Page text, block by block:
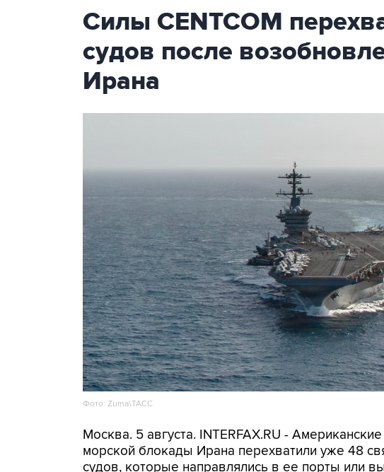
Силы CENTCOM
судов после
Ирана
Фото: Zuma\ТАСС
Москва. 5 августа. INTERFAX.RU -
морской блокады Ирана перехватили уже 48
судов, которые направлялись в ее порты или